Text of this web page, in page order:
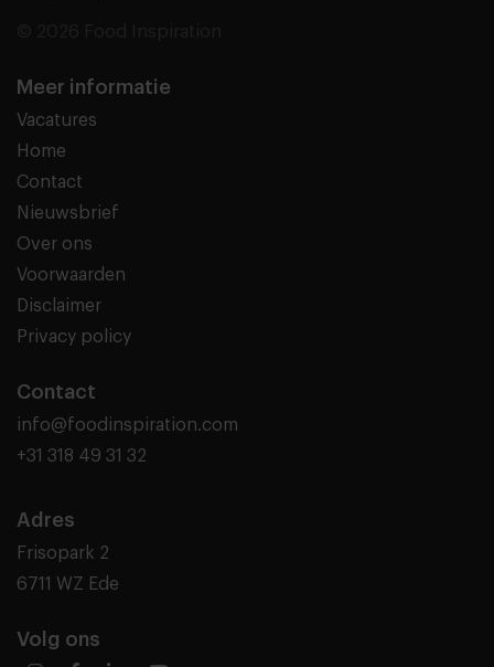
Meer informatie
Vacatures
Home
Contact
Nieuwsbrief
Over ons
Voorwaarden
Disclaimer
Privacy policy
Contact
info@foodinspiration.com
+31 318 49 31 32
Adres
Frisopark 2
6711 WZ Ede
Volg ons